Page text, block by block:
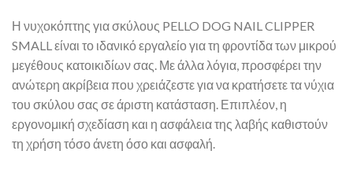
Η νυχοκόπτης για σκύλους PELLO DOG NAIL CLIPPER
SMALL είναι το ιδανικό εργαλείο για τη φροντίδα των μικρού
μεγέθους κατοικιδίων σας. Με άλλα λόγια, προσφέρει την
ανώτερη ακρίβεια που χρειάζεστε για να κρατήσετε τα νύχια
του σκύλου σας σε άριστη κατάσταση. Επιπλέον, η
εργονομική σχεδίαση και η ασφάλεια της λαβής καθιστούν
τη χρήση τόσο άνετη όσο και ασφαλή.